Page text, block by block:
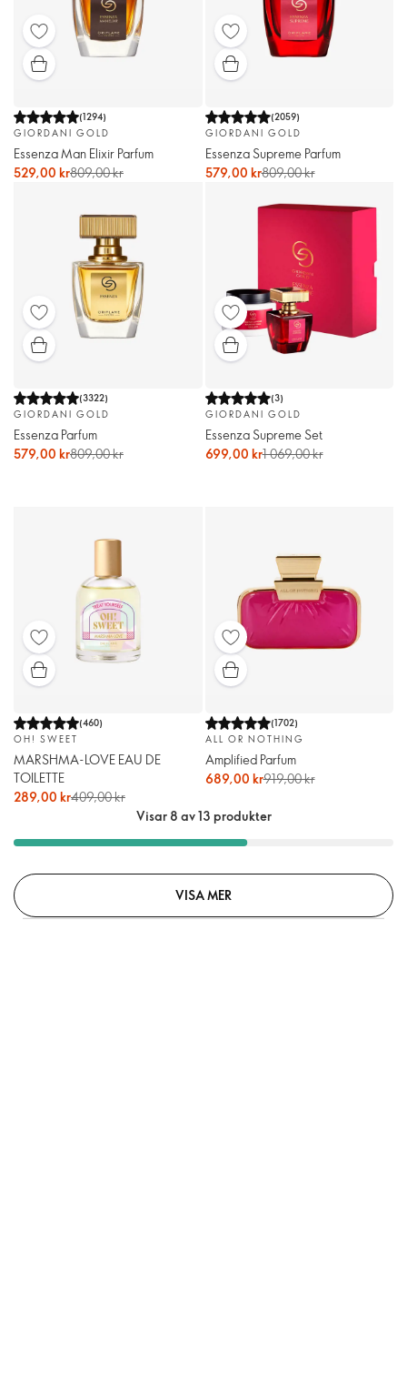
(1294)
GIORDANI GOLD
Essenza Man Elixir Parfum
529,00 kr809,00 kr
(2059)
GIORDANI GOLD
Essenza Supreme Parfum
579,00 kr809,00 kr
(3322)
GIORDANI GOLD
Essenza Parfum
579,00 kr809,00 kr
(3)
GIORDANI GOLD
Essenza Supreme Set
699,00 kr1 069,00 kr
(460)
OH! SWEET
MARSHMA-LOVE EAU DE
TOILETTE
289,00 kr409,00 kr
(1702)
ALL OR NOTHING
Amplified Parfum
689,00 kr919,00 kr
Visar 8 av 13 produkter
VISA MER